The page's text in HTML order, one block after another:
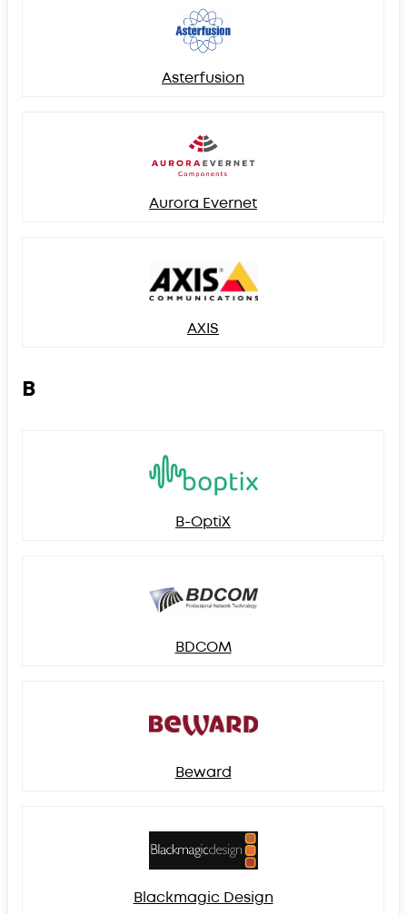
Asterfusion
Aurora Evernet
AXIS
B
B-OptiX
BDCOM
Beward
Blackmagic Design